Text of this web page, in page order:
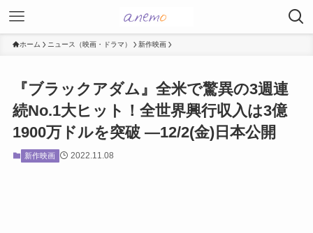
ホーム ニュース（映画・ドラマ） 新作映画
『ブラックアダム』全米で驚異の3週連
続No.1大ヒット！全世界興行収入は3億
1900万ドルを突破 ―12/2(金)日本公開
新作映画 2022.11.08